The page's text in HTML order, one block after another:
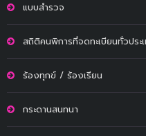
แบบสำรวจ
สถิติคนพิการที่จดทะเบียนทั่วประ
ร้องทุกข์ / ร้องเรียน
กระดานสนทนา